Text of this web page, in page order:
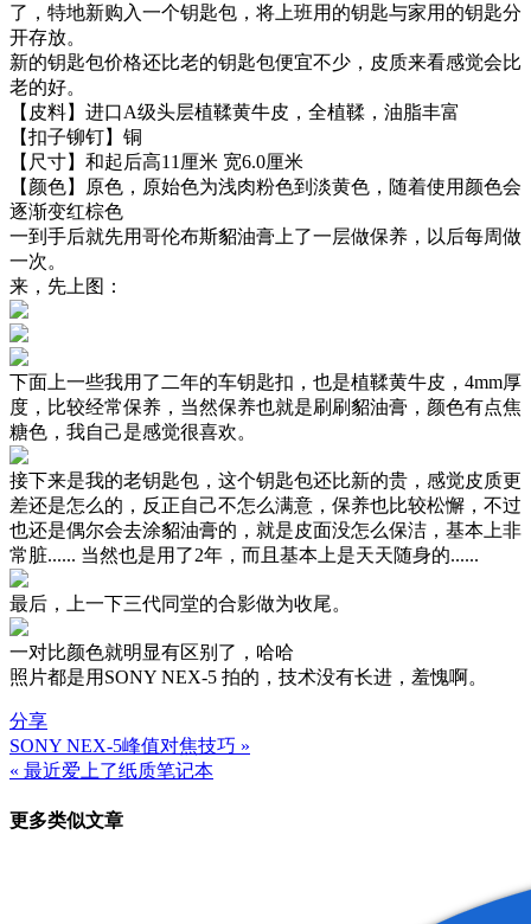
了，特地新购入一个钥匙包，将上班用的钥匙与家用的钥匙分
开存放。
新的钥匙包价格还比老的钥匙包便宜不少，皮质来看感觉会比
老的好。
【皮料】进口A级头层植鞣黄牛皮，全植鞣，油脂丰富
【扣子铆钉】铜
【尺寸】和起后高11厘米 宽6.0厘米
【颜色】原色，原始色为浅肉粉色到淡黄色，随着使用颜色会
逐渐变红棕色
一到手后就先用哥伦布斯貂油膏上了一层做保养，以后每周做
一次。
来，先上图：
下面上一些我用了二年的车钥匙扣，也是植鞣黄牛皮，4mm厚
度，比较经常保养，当然保养也就是刷刷貂油膏，颜色有点焦
糖色，我自己是感觉很喜欢。
接下来是我的老钥匙包，这个钥匙包还比新的贵，感觉皮质更
差还是怎么的，反正自己不怎么满意，保养也比较松懈，不过
也还是偶尔会去涂貂油膏的，就是皮面没怎么保洁，基本上非
常脏...... 当然也是用了2年，而且基本上是天天随身的......
最后，上一下三代同堂的合影做为收尾。
一对比颜色就明显有区别了，哈哈
照片都是用SONY NEX-5 拍的，技术没有长进，羞愧啊。
分享
文
章
导
SONY NEX-5峰值对焦技巧 »
« 最近爱上了纸质笔记本
更多类似文章